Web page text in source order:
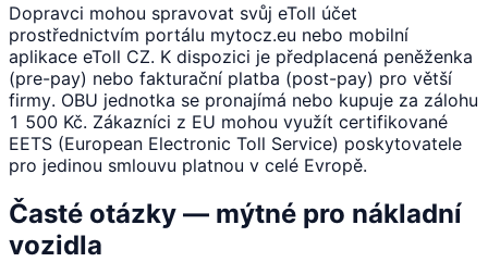
Dopravci mohou spravovat svůj eToll účet
prostřednictvím portálu mytocz.eu nebo mobilní
aplikace eToll CZ. K dispozici je předplacená peněženka
(pre-pay) nebo fakturační platba (post-pay) pro větší
firmy. OBU jednotka se pronajímá nebo kupuje za zálohu
1 500 Kč. Zákazníci z EU mohou využít certifikované
EETS (European Electronic Toll Service) poskytovatele
pro jedinou smlouvu platnou v celé Evropě.
Časté otázky — mýtné pro nákladní
vozidla